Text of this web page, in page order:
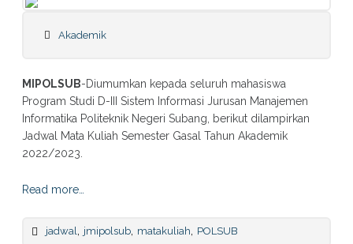
Akademik
MIPOLSUB-Diumumkan kepada seluruh mahasiswa
Program Studi D-III Sistem Informasi Jurusan Manajemen
Informatika Politeknik Negeri Subang, berikut dilampirkan
Jadwal Mata Kuliah Semester Gasal Tahun Akademik
2022/2023.
Read more…
jadwal, jmipolsub, matakuliah, POLSUB